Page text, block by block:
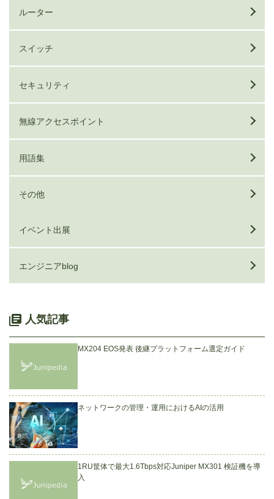
ルーター
スイッチ
セキュリティ
無線アクセスポイント
用語集
その他
イベント出展
エンジニアblog
人気記事
MX204 EOS発表 後継プラットフォーム選定ガイド
ネットワークの管理・運用におけるAIの活用
1RU筐体で最大1.6Tbps対応Juniper MX301 検証機を導
入